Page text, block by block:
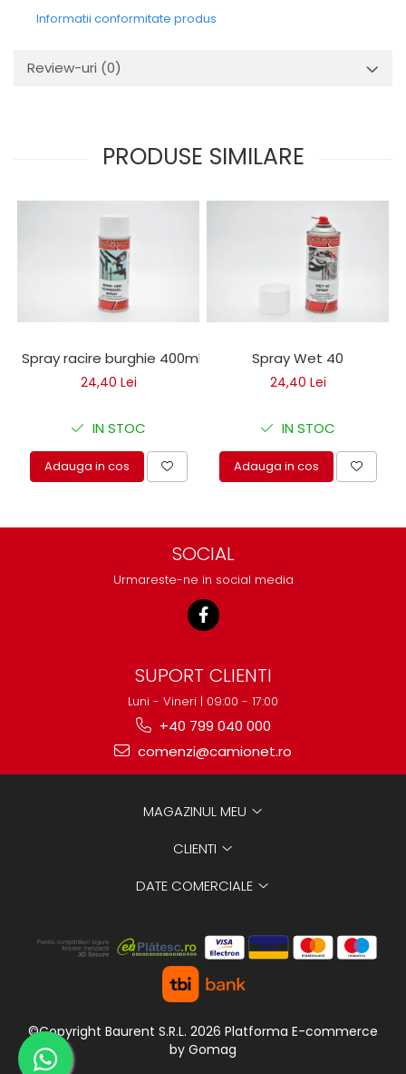
Motor electric si pompa hidraulica
burduf
Motoras electric si pompa
Cilindri si burdufuri protectie
Consumabile
Informatii conformitate produs
Review-uri (0)
PRODUSE SIMILARE
Spray racire burghie 400ml
24,40 Lei
IN STOC
Adauga in cos
Spray Wet 40
24,40 Lei
IN STOC
Adauga in cos
SOCIAL
Urmareste-ne in social media
SUPORT CLIENTI
Luni - Vineri | 09:00 - 17:00
+40 799 040 000
comenzi@camionet.ro
MAGAZINUL MEU
CLIENTI
DATE COMERCIALE
©Copyright Baurent S.R.L. 2026 Platforma E-commerce
by Gomag